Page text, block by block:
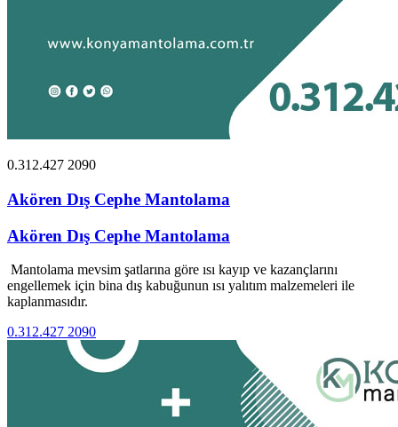
0.312.427 2090
Akören Dış Cephe Mantolama
Akören Dış Cephe Mantolama
Mantolama mevsim şatlarına göre ısı kayıp ve kazançlarını
engellemek için bina dış kabuğunun ısı yalıtım malzemeleri ile
kaplanmasıdır.
0.312.427 2090